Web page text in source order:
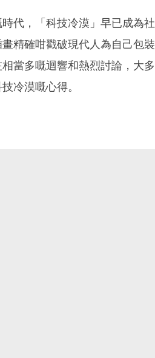
代，「科技冷漠」早已成為社
精確咁戳破現代人為自己包裝
當多嘅迴響和熱烈討論，大多
冷漠嘅心得。